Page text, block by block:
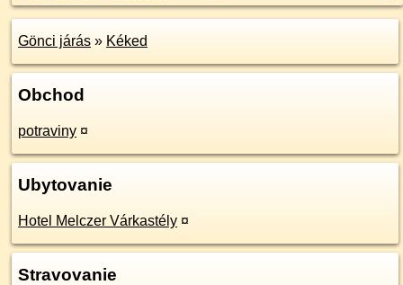
Gönci járás » Kéked
Obchod
potraviny ¤
Ubytovanie
Hotel Melczer Várkastély ¤
Stravovanie